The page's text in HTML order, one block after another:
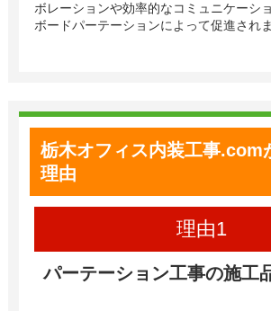
ボレーションや効率的なコミュニケーシ
ボードパーテーションによって促進されま
栃木オフィス内装工事.com
理由
パーテーション工事の施工